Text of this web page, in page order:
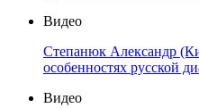
Видео
Степанюк Александр
особенностях русской
Видео